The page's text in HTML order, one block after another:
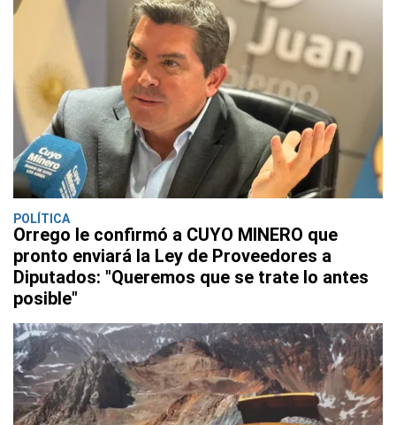
POLÍTICA
Orrego le confirmó a CUYO MINERO que
pronto enviará la Ley de Proveedores a
Diputados: "Queremos que se trate lo antes
posible"